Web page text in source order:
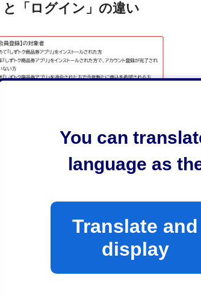
You can
language as
Translate and
display
と「ログイン」の違い